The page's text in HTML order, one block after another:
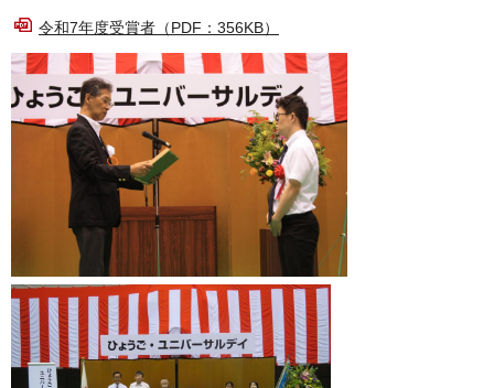
令和7年度受賞者（PDF：356KB）